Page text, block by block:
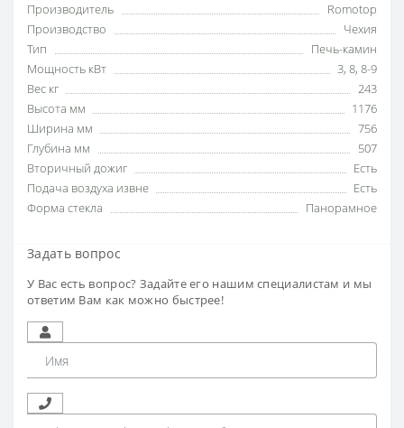
Производитель
Romotop
Производство
Чехия
Тип
Печь-камин
Мощность кВт
3, 8, 8-9
Вес кг
243
Высота мм
1176
Ширина мм
756
Глубина мм
507
Вторичный дожиг
Есть
Подача воздуха извне
Есть
Форма стекла
Панорамное
Задать вопрос
У Вас есть вопрос? Задайте его нашим специалистам и мы
ответим Вам как можно быстрее!